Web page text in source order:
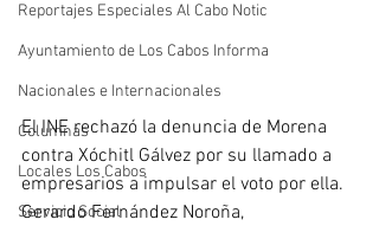
Reportajes Especiales Al Cabo Notic
Ayuntamiento de Los Cabos Informa
Nacionales e Internacionales
Columnas
Locales Los Cabos
Servicio Social
El INE rechazó la denuncia de Morena
contra Xóchitl Gálvez por su llamado a
empresarios a impulsar el voto por ella.
Gerardo Fernández Noroña,